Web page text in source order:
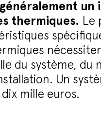
un
thermiques. Le
du système, du
Un
mille euros.